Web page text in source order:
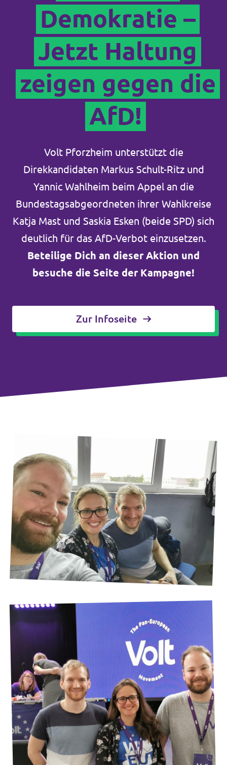
Demokratie –
Jetzt Haltung
zeigen gegen die
AfD!
Volt Pforzheim unterstützt die
Direkkandidaten Markus Schult-Ritz und
Yannic Wahlheim beim Appel an die
Bundestagsabgeordneten ihrer Wahlkreise
Katja Mast und Saskia Esken (beide SPD) sich
deutlich für das AfD-Verbot einzusetzen.
Beteilige Dich an dieser Aktion und
besuche die Seite der Kampagne!
Zur Infoseite